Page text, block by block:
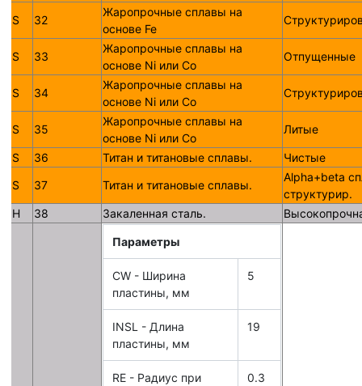
S 32
Жаропрочные сплавы на
основе Fe
S 33
Жаропрочные сплавы на
основе Ni или Со
Отпущенные
S 34
Жаропрочные сплавы на
основе Ni или Со
S 35
Жаропрочные сплавы на
основе Ni или Со
Литые
S 36 Титан и титановые сплавы.
Чистые
S
37 Титан и титановые сплавы.
Alpha+beta
структурир.
H
38 Закаленная сталь.
Параметры
CW - Ширина
пластины, мм
5
INSL - Длина
пластины, мм
19
RE - Радиус при
0.3